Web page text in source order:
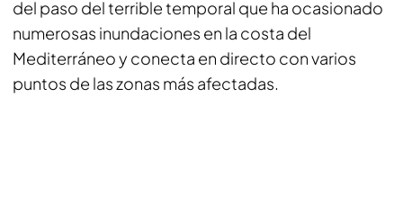
del paso del terrible temporal que ha ocasionado
numerosas inundaciones en la costa del
Mediterráneo y conecta en directo con varios
puntos de las zonas más afectadas.